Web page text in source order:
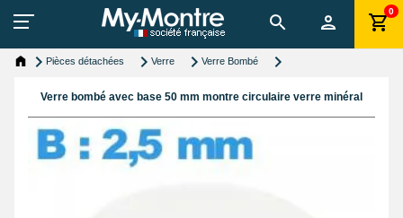
0
Pièces détachées Verre Verre Bombé
Verre bombé avec base 50 mm montre circulaire verre minéral